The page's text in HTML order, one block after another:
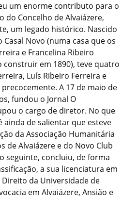
um enorme contributo para o
do Concelho de Alvaiázere,
um legado histórico. Nascido
Casal Novo (numa casa que os
e Francelina Ribeiro
construir em 1890), teve quatro
Luís Ribeiro Ferreira e
A 17 de maio de
fundou o Jornal O
o cargo de diretor. No que
ainda de salientar que esteve
da Associação Humanitária
de Alvaiázere e do Novo Club
seguinte, concluiu, de forma
a sua licenciatura em
da Universidade de
em Alvaiázere, Ansião e